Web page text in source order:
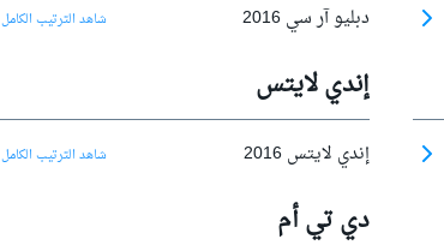
دبليو آر سي 2016 شاهد الترتيب الكامل
إندي لايتس
إندي لايتس 2016 شاهد الترتيب الكامل
دي تي أم